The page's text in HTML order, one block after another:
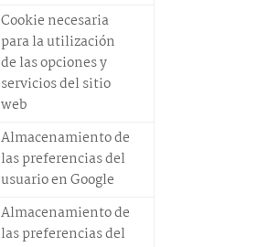
Cookie necesaria
para la utilización
de las opciones y
servicios del sitio
web
Almacenamiento de
las preferencias del
usuario en Google
Almacenamiento de
las preferencias del